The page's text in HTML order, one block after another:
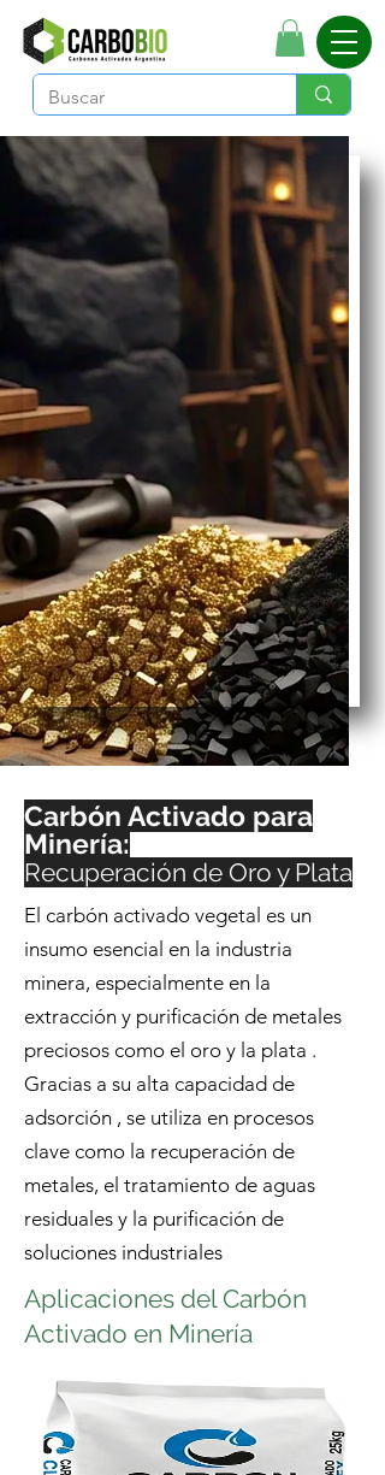
Carbón Activado para
Minería:
Recuperación de Oro y Plata
El carbón activado vegetal es un
insumo esencial en la industria
minera, especialmente en la
extracción y purificación de metales
preciosos como el oro y la plata .
Gracias a su alta capacidad de
adsorción , se utiliza en procesos
clave como la recuperación de
metales, el tratamiento de aguas
residuales y la purificación de
soluciones industriales
Aplicaciones del Carbón
Activado en Minería